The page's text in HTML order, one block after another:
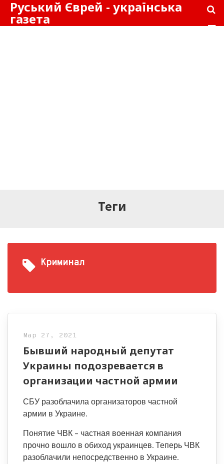
Руський Єврей - українська
газета
Теги
Криминал
Мар 27, 2021
Бывший народный депутат
Украины подозревается в
организации частной армии
СБУ разоблачила организаторов частной
армии в Украине.
Понятие ЧВК – частная военная компания
прочно вошло в обиход украинцев. Теперь ЧВК
разоблачили непосредственно в Украине.